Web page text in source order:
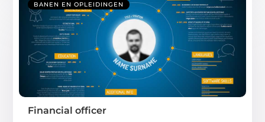
BANEN EN OPLEIDINGEN
Financial officer